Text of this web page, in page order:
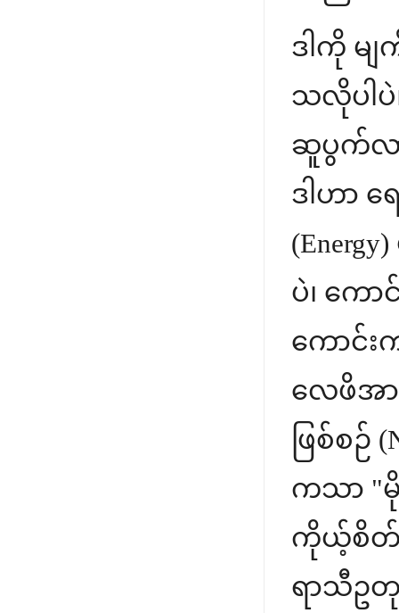
ဒါကို မ
သလိုပါပဲ
ဆူပွက်လ
ဒါဟာ
ပဲ၊ ကေ
ကောင်း
လေဖိအာ
ဖြစ်စဉ်
ကသာ "
ကိုယ့်စိတ်
ရာသီဥ